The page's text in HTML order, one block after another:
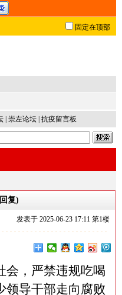
固定在顶部
崇左论坛 抗疫留言板
复)
发表于 2025-06-23 17:11 第1楼
会，严禁违规吃喝
领导干部走向腐败